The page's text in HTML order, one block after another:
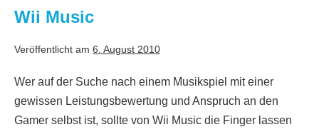
Hottest
Party
Wii Music
Veröffentlicht am 6. August 2010
Wer auf der Suche nach einem Musikspiel mit einer
gewissen Leistungsbewertung und Anspruch an den
Gamer selbst ist, sollte von Wii Music die Finger lassen